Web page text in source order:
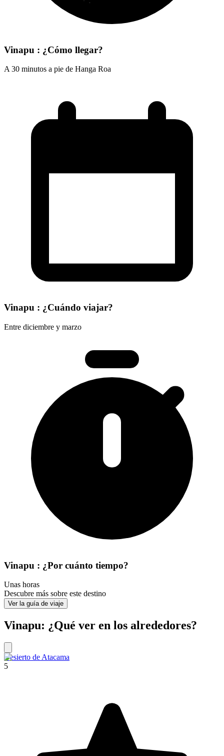
Vinapu : ¿Cómo llegar?
A 30 minutos a pie de Hanga Roa
Vinapu : ¿Cuándo viajar?
Entre diciembre y marzo
Vinapu : ¿Por cuánto tiempo?
Unas horas
Descubre más sobre este destino
Ver la guía de viaje
Vinapu: ¿Qué ver en los alrededores?
Desierto de Atacama
5